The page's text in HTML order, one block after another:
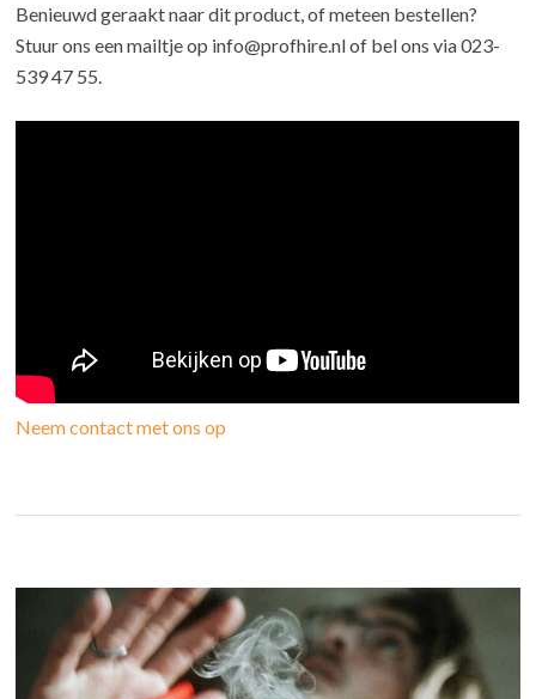
Benieuwd geraakt naar dit product, of meteen bestellen?
Stuur ons een mailtje op info@profhire.nl of bel ons via 023-
539 47 55.
Neem contact met ons op